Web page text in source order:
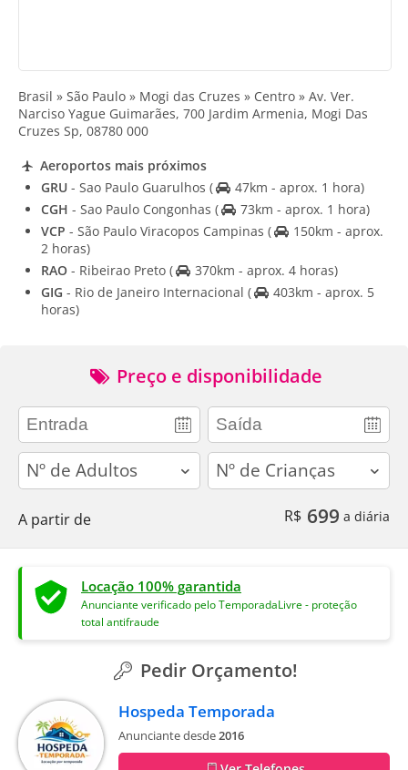
Brasil » São Paulo » Mogi das Cruzes » Centro » Av. Ver.
Narciso Yague Guimarães, 700 Jardim Armenia, Mogi Das
Cruzes Sp, 08780 000
Aeroportos mais próximos
GRU - Sao Paulo Guarulhos (
47km - aprox. 1 hora)
CGH - Sao Paulo Congonhas (
73km - aprox. 1 hora)
VCP - São Paulo Viracopos Campinas (
150km - aprox.
2 horas)
RAO - Ribeirao Preto (
370km - aprox. 4 horas)
GIG - Rio de Janeiro Internacional (
403km - aprox. 5
horas)
Preço e disponibilidade
adults children
A partir de R$ 699 a diária
Locação 100% garantida
Anunciante verificado pelo TemporadaLivre - proteção
total antifraude
Pedir Orçamento!
Hospeda Temporada
Anunciante desde2016